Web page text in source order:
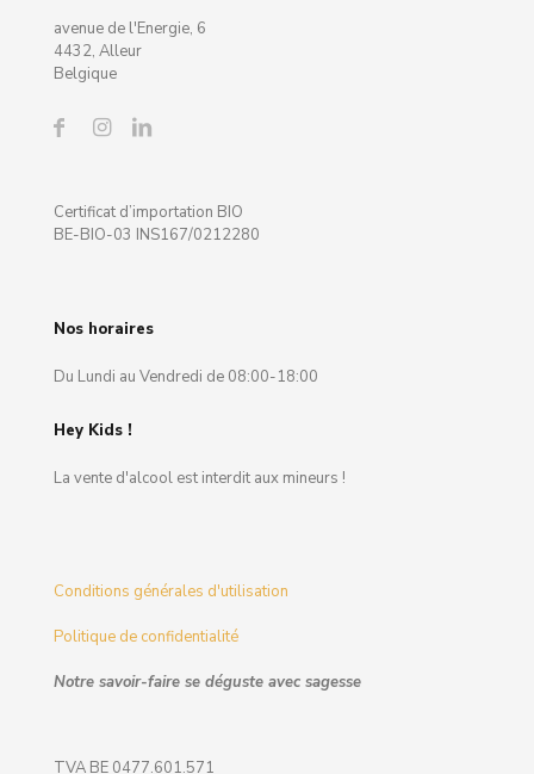
avenue de l'Energie, 6
4432, Alleur
Belgique
Certificat d’importation BIO
BE-BIO-03 INS167/0212280
Nos horaires
Du Lundi au Vendredi de 08:00-18:00
Hey Kids !
La vente d'alcool est interdit aux mineurs !
Conditions générales d'utilisation
Politique de confidentialité
Notre savoir-faire se déguste avec sagesse
TVA BE 0477.601.571